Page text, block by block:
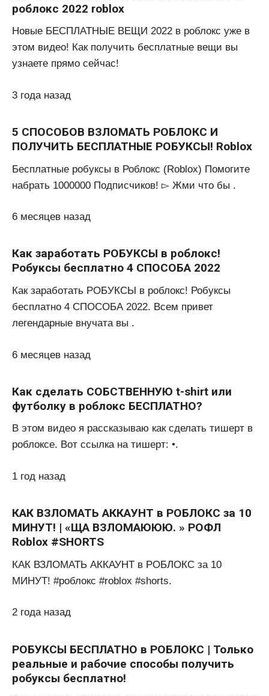
роблокс 2022 roblox
Новые БЕСПЛАТНЫЕ ВЕЩИ 2022 в роблокс уже в
этом видео! Как получить бесплатные вещи вы
узнаете прямо сейчас!
3 года назад
5 СПОСОБОВ ВЗЛОМАТЬ РОБЛОКС И
ПОЛУЧИТЬ БЕСПЛАТНЫЕ РОБУКСЫ! Roblox
Бесплатные робуксы в Роблокс (Roblox) Помогите
набрать 1000000 Подписчиков! ▻ Жми что бы .
6 месяцев назад
Как заработать РОБУКСЫ в роблокс!
Робуксы бесплатно 4 СПОСОБА 2022
Как заработать РОБУКСЫ в роблокс! Робуксы
бесплатно 4 СПОСОБА 2022. Всем привет
легендарные внучата вы .
6 месяцев назад
Как сделать СОБСТВЕННУЮ t-shirt или
футболку в роблокс БЕСПЛАТНО?
В этом видео я рассказываю как сделать тишерт в
роблоксе. Вот ссылка на тишерт: •.
1 год назад
КАК ВЗЛОМАТЬ АККАУНТ в РОБЛОКС за 10
МИНУТ! | «ЩА ВЗЛОМАЮЮЮ. » РОФЛ
Roblox #SHORTS
КАК ВЗЛОМАТЬ АККАУНТ в РОБЛОКС за 10
МИНУТ! #роблокс #roblox #shorts.
2 года назад
РОБУКСЫ БЕСПЛАТНО в РОБЛОКС | Только
реальные и рабочие способы получить
робуксы бесплатно!